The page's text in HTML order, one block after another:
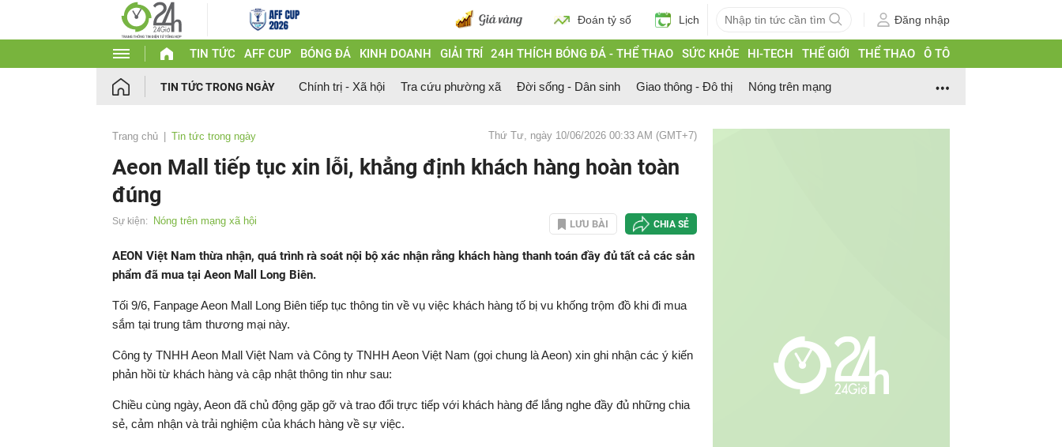
Đoán tỷ số Lịch Đăng nhập
TIN TỨC AFF CUP BÓNG ĐÁ KINH DOANH GIẢI TRÍ 24H THÍCH BÓNG ĐÁ - THỂ THAO SỨC KHỎE HI-TECH THẾ GIỚI THỂ THAO Ô TÔ
TIN TỨC TRONG NGÀY Chính trị - Xã hội Tra cứu phường xã Đời sống - Dân sinh Giao thông - Đô thị Nóng trên mạng
Trang chủ Tin tức trong ngày Thứ Tư, ngày 10/06/2026 00:33 AM (GMT+7)
Aeon Mall tiếp tục xin lỗi, khẳng định khách hàng hoàn toàn
đúng
Sự kiện: Nóng trên mạng xã hội LƯU BÀI CHIA SẺ
AEON Việt Nam thừa nhận, quá trình rà soát nội bộ xác nhận rằng khách hàng thanh toán đầy đủ tất cả các sản
phẩm đã mua tại Aeon Mall Long Biên.
Tối 9/6, Fanpage Aeon Mall Long Biên tiếp tục thông tin về vụ việc khách hàng tố bị vu khống trộm đồ khi đi mua
sắm tại trung tâm thương mại này.
Công ty TNHH Aeon Mall Việt Nam và Công ty TNHH Aeon Việt Nam (gọi chung là Aeon) xin ghi nhận các ý kiến
phản hồi từ khách hàng và cập nhật thông tin như sau:
Chiều cùng ngày, Aeon đã chủ động gặp gỡ và trao đổi trực tiếp với khách hàng để lắng nghe đầy đủ những chia
sẻ, cảm nhận và trải nghiệm của khách hàng về sự việc.